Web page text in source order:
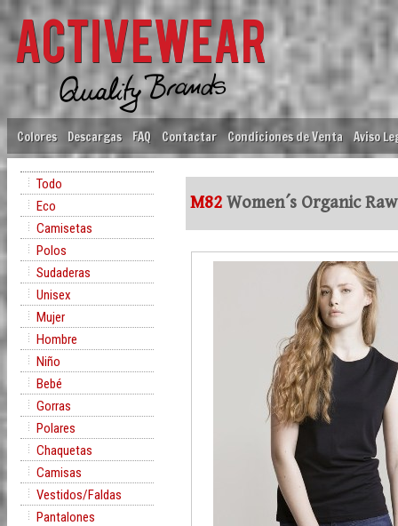
Colores Descargas FAQ Contactar Condiciones de Venta Aviso
Todo
Eco
Camisetas
Polos
Sudaderas
Unisex
Mujer
Hombre
Niño
Bebé
Gorras
Polares
Chaquetas
Camisas
Vestidos/Faldas
Pantalones
M82 Women´s Organic